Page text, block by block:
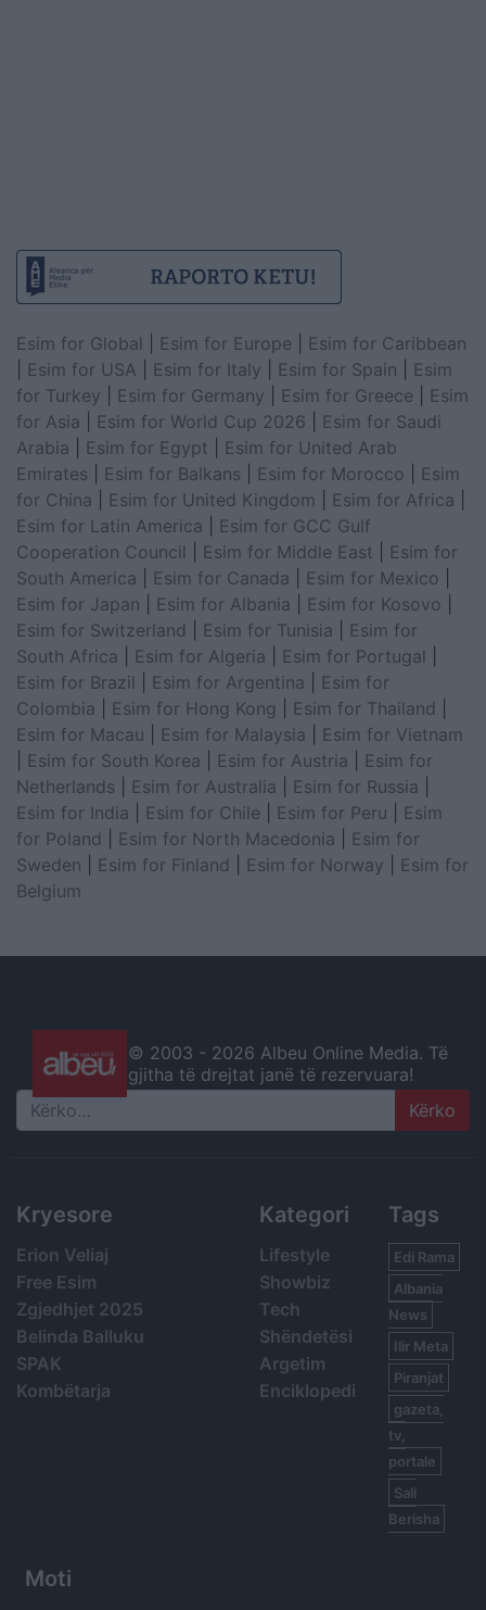
Esim for Global Esim for Europe
Esim for Caribbean
Esim for USA Esim for Italy Esim for Spain
Esim
for Turkey
Esim for Germany Esim for Greece
Esim
for Asia
Esim for World Cup 2026
Esim for Saudi
Arabia
Esim for Egypt
Esim for United Arab
Emirates
Esim for Balkans Esim for Morocco
Esim
for China
Esim for United Kingdom Esim for Africa
Esim for Latin America
Esim for GCC Gulf
Cooperation Council
Esim for Middle East
Esim for
South America
Esim for Canada Esim for Mexico
Esim for Japan
Esim for Albania Esim for Kosovo
Esim for Switzerland
Esim for Tunisia
Esim for
South Africa
Esim for Algeria Esim for Portugal
Esim for Brazil
Esim for Argentina
Esim for
Colombia
Esim for Hong Kong Esim for Thailand
Esim for Macau
Esim for Malaysia
Esim for Vietnam
Esim for South Korea Esim for Austria
Esim for
Netherlands
Esim for Australia Esim for Russia
Esim for India
Esim for Chile Esim for Peru
Esim
for Poland
Esim for North Macedonia
Esim for
Sweden
Esim for Finland Esim for Norway
Esim for
Belgium
© 2003 - 2026 Albeu Online Media. Të
gjitha të drejtat janë të rezervuara!
Search
Kryesore
Erion Veliaj
Free Esim
Zgjedhjet 2025
Belinda Balluku
SPAK
Kombëtarja
Kategori
Lifestyle
Showbiz
Tech
Shëndetësi
Argetim
Enciklopedi
Tags
Edi Rama
Albania
News
Ilir Meta
Piranjat
gazeta,
tv,
portale
Sali
Berisha
Moti